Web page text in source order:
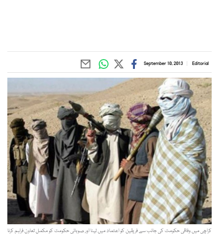
Editorial
September 10, 2013
کراچی میں وفاقی حکومت کی جانب سے فریقین کو اعتماد میں لینا اور صوبائی حکومت کو مکمل تعاون فراہم کرنا